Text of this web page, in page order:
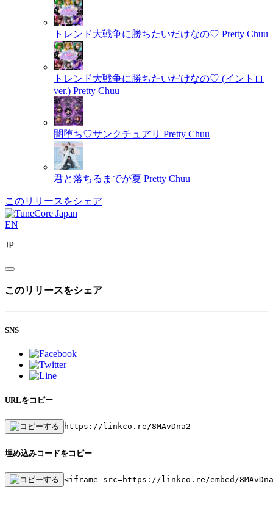
トレンド大戦争に勝ちたいだけなの♡ Pretty Chuu
トレンド大戦争に勝ちたいだけなの♡ (イントロ
ver.) Pretty Chuu
闇堕ち♡サンクチュアリ Pretty Chuu
君と落ちるまでが夏 Pretty Chuu
このリリースをシェア
EN
JP
このリリースをシェア
SNS
URLをコピー
https://linkco.re/8MAvDna2
埋め込みコードをコピー
<iframe src=https://linkco.re/embed/